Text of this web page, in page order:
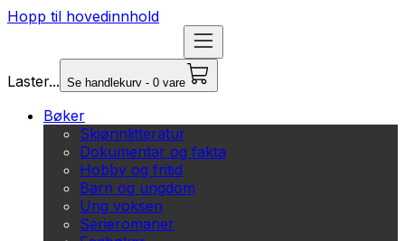
Hopp til hovedinnhold
Laster... Se handlekurv - 0 vare
Bøker
Skjønnlitteratur
Dokumentar og fakta
Hobby og fritid
Barn og ungdom
Ung voksen
Serieromaner